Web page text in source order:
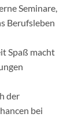
Seminare,
Berufsleben
Spaß macht
der
bei